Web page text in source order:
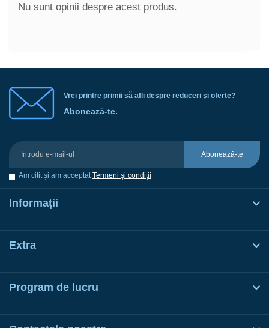
Nu sunt opinii despre acest produs.
Vrei printre primii să afli despre reduceri şi oferte?
Abonează-te.
Abonează-te
Am citit şi am acceptatTermeni şi condiţii
Informaţii
Extra
Program de lucru